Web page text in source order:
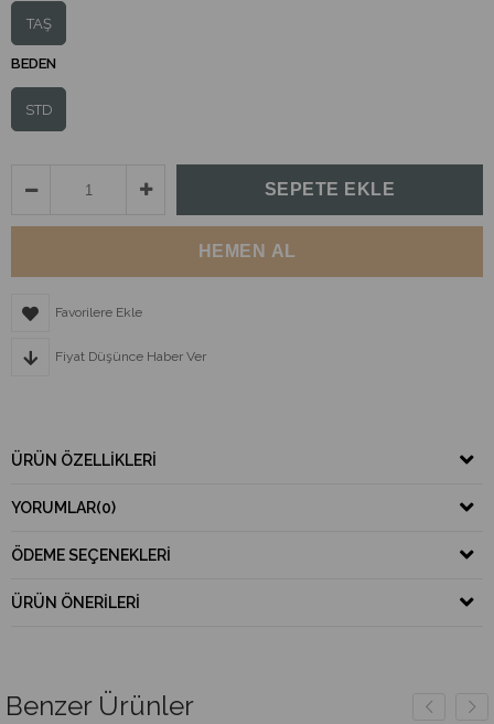
TAŞ
BEDEN
STD
Favorilere Ekle
Fiyat Düşünce Haber Ver
ÜRÜN ÖZELLIKLERI
YORUMLAR(0)
ÖDEME SEÇENEKLERI
ÜRÜN ÖNERILERI
Benzer Ürünler